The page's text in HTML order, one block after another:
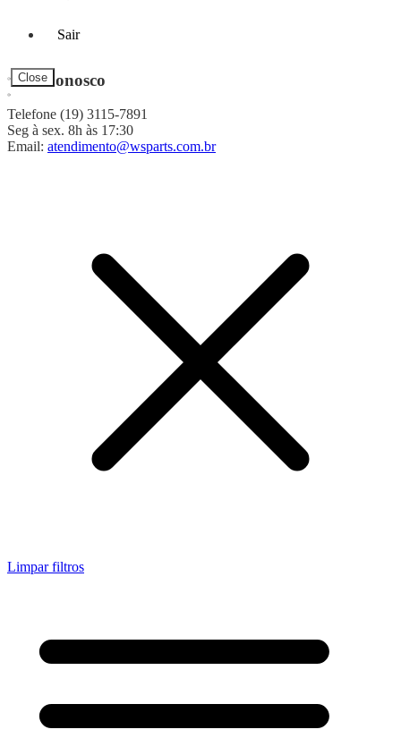
Sair
Close
Fale Conosco
Telefone (19) 3115-7891
Seg à sex. 8h às 17:30
Email: atendimento@wsparts.com.br
Limpar filtros